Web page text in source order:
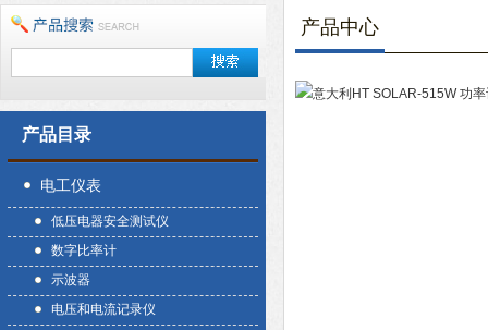
产品目录
电工仪表
低压电器安全测试仪
数字比率计
示波器
电压和电流记录仪
产品中心